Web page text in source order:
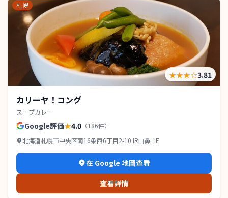
札幌
★★★☆3.81
カリーヤ！コング
スープカレー
Google評価★4.0 （186件）
北海道札幌市中央区南16条西6丁目2-10 IR山鼻 1F
在 Google 地圖查看
查看詳情